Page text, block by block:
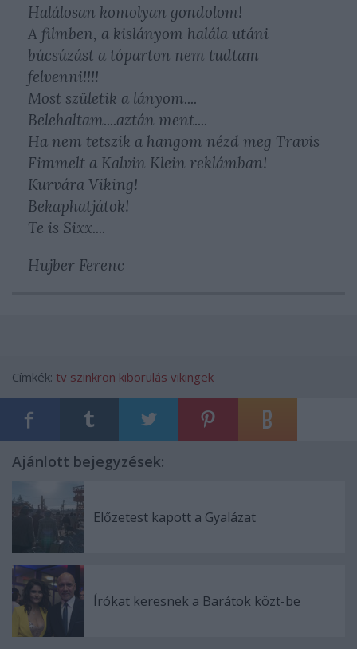
Halálosan komolyan gondolom!
A filmben, a kislányom halála utáni
búcsúzást a tóparton nem tudtam
felvenni!!!!
Most születik a lányom....
Belehaltam....aztán ment....
Ha nem tetszik a hangom nézd meg Travis
Fimmelt a Kalvin Klein reklámban!
Kurvára Viking!
Bekaphatjátok!
Te is Sixx....
Hujber Ferenc
Címkék: tv szinkron kiborulás vikingek
Ajánlott bejegyzések:
Előzetest kapott a Gyalázat
Írókat keresnek a Barátok közt-be